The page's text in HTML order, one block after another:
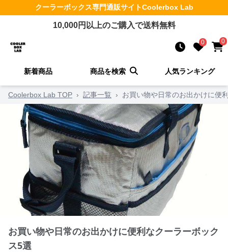
クーラーボックス専門通販サイトCoolerbox Lab
10,000円以上のご購入で送料無料
0 0
新着商品 商品を検索 人気ランキング
Coolerbox Lab TOP › 記事一覧 › お買い物や日常のお出かけに便
お買い物や日常のお出かけに便利なクーラーボック
ス5選